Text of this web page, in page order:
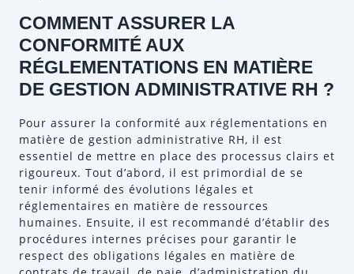
COMMENT ASSURER LA
CONFORMITÉ AUX
RÉGLEMENTATIONS EN MATIÈRE
DE GESTION ADMINISTRATIVE RH ?
Pour assurer la conformité aux réglementations en
matière de gestion administrative RH, il est
essentiel de mettre en place des processus clairs et
rigoureux. Tout d’abord, il est primordial de se
tenir informé des évolutions légales et
réglementaires en matière de ressources
humaines. Ensuite, il est recommandé d’établir des
procédures internes précises pour garantir le
respect des obligations légales en matière de